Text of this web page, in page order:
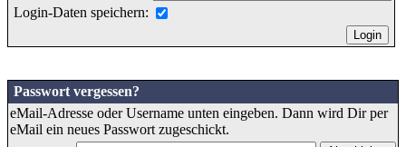
Login-Daten speichern:
Passwort vergessen?
eMail-Adresse oder Username unten eingeben. Dann wird Dir per
eMail ein neues Passwort zugeschickt.